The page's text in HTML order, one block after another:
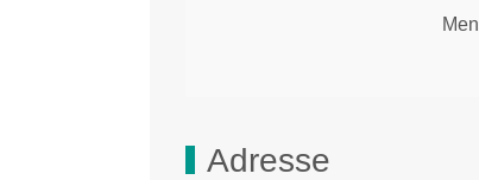
Adresse